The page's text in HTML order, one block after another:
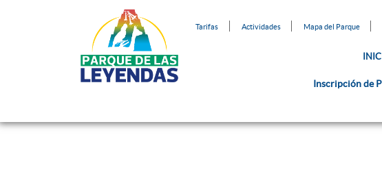
Tarifas Actividades Mapa del Parque
Inscripción de